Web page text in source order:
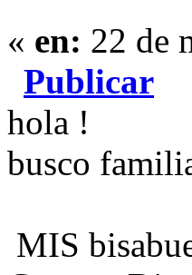
« en: 22 de
Publicar
hola !
busco
MIS